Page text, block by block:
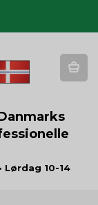
Lørdag 10-14